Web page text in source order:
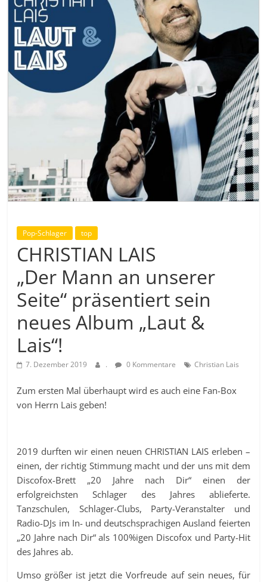
Pop-Schlager top
CHRISTIAN LAIS
„Der Mann an unserer
Seite“ präsentiert sein
neues Album „Laut &
Lais“!
7. Dezember 2019 . 0 Kommentare Christian Lais
Zum ersten Mal überhaupt wird es auch eine Fan-Box
von Herrn Lais geben!
2019 durften wir einen neuen CHRISTIAN LAIS erleben –
einen, der richtig Stimmung macht und der uns mit dem
Discofox-Brett „20 Jahre nach Dir“ einen der
erfolgreichsten Schlager des Jahres ablieferte.
Tanzschulen, Schlager-Clubs, Party-Veranstalter und
Radio-DJs im In- und deutschsprachigen Ausland feierten
„20 Jahre nach Dir“ als 100%igen Discofox und Party-Hit
des Jahres ab.
Umso größer ist jetzt die Vorfreude auf sein neues, für